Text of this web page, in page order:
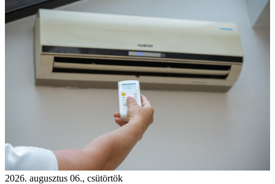
2026. augusztus 06., csütörtök